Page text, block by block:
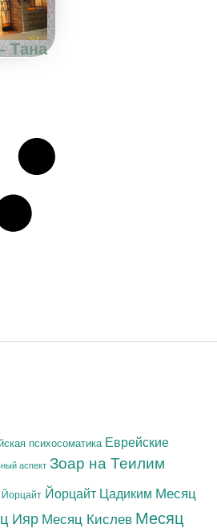
Тана
психосоматика Еврейские
аспект Зоар на Теилим
Йорцайт Йорцайт Цадиким Месяц
Ияр Месяц Кислев Месяц